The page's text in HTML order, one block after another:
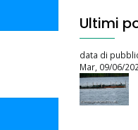
Ultimi
data di
Mar, 09/06/